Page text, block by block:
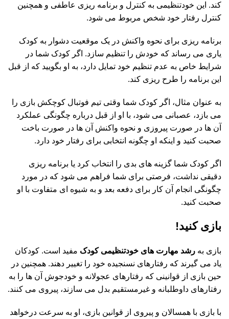
کند. این خودتنظیمی به کنترل و برنامه ریزی عاطفی و همچنین
کنترل رفتار خود شخص مربوط می شود.
برنامه ریزی برای نحوه واکنش در یک موقعیت دشوار به کودک
یاری می رساند که خودش را تنظیم سازد. اگر کودک شما در
شرایط خاص به عدم تنظیم خود تمایل دارد، به او بگویید که از قبل
این برنامه را طرح ریزی کند.
به عنوان مثال، اگر کودک شما وقتی تیم فوتبال کوچکش بازی را
می بازد، عصبانی می شود، با او از قبل درباره چگونگی عملکرد
آن ها در صورت پیروزی و نحوه واکنش آن ها در صورت باخت
صحبت کنید و اینکه او چگونه انتخابی برای رفتار خود دارد.
اگر کودک شما گزینه های بدی را انتخاب کرد یا برنامه ریزی
دقیقی نداشت، فرصتی برای شما فراهم می شود که در مورد
چگونگی انجام آن کار برای دفعه بعد و به شیوه ای متفاوت با او
صحبت کنید.
بازی کنید!
بازی به رشد مهارت های خودتنظیمی کودک مفید است. کودکان
یاد می گیرند که رفتارهای نسنجیده خود را تغییر دهند. همچنین در
حین بازی از قوانینی که رفتارهای عجولانه و خودجوش آن ها را به
رفتارهای داوطلبانه و غیرمستقیم بدل می سازند، پیروی می کنند.
با بازی با همسالان و پیروی از قوانین بازی، او به سرعت درخواهد